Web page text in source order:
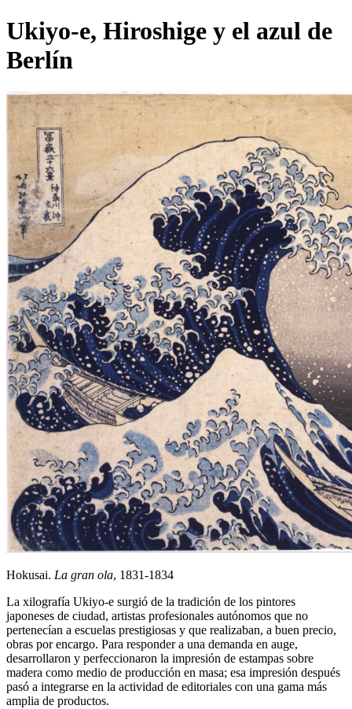
Ukiyo-e, Hiroshige y el azul de
Berlín
Hokusai. La gran ola, 1831-1834
La xilografía Ukiyo-e surgió de la tradición de los pintores
japoneses de ciudad, artistas profesionales autónomos que no
pertenecían a escuelas prestigiosas y que realizaban, a buen precio,
obras por encargo. Para responder a una demanda en auge,
desarrollaron y perfeccionaron la impresión de estampas sobre
madera como medio de producción en masa; esa impresión después
pasó a integrarse en la actividad de editoriales con una gama más
amplia de productos.